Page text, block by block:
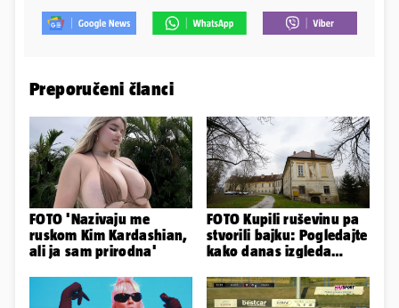
Preporučeni članci
FOTO 'Nazivaju me
ruskom Kim Kardashian,
ali ja sam prirodna'
FOTO Kupili ruševinu pa
stvorili bajku: Pogledajte
kako danas izgleda